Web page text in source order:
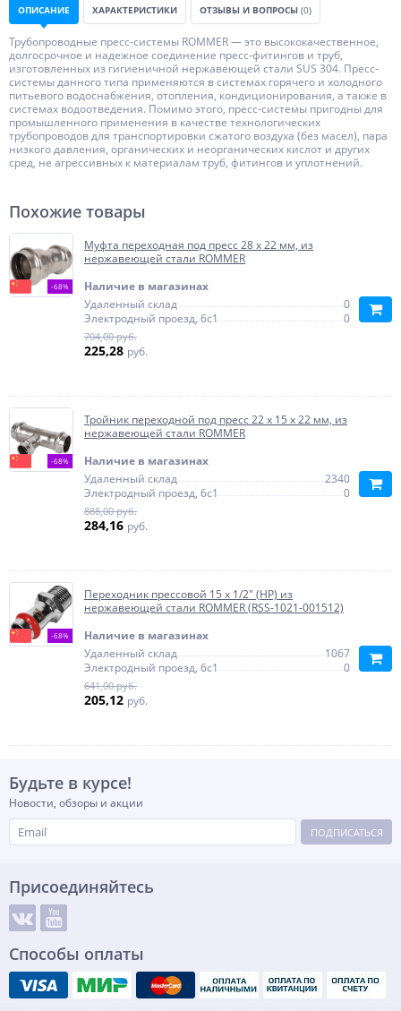
ОПИСАНИЕ ХАРАКТЕРИСТИКИ ОТЗЫВЫ И ВОПРОСЫ (0)
Трубопроводные пресс-системы ROMMER — это высококачественное,
долгосрочное и надежное соединение пресс-фитингов и труб,
изготовленных из гигиеничной нержавеющей стали SUS 304. Пресс-
системы данного типа применяются в системах горячего и холодного
питьевого водоснабжения, отопления, кондиционирования, а также в
системах водоотведения. Помимо этого, пресс-системы пригодны для
промышленного применения в качестве технологических
трубопроводов для транспортировки сжатого воздуха (без масел), пара
низкого давления, органических и неорганических кислот и других
сред, не агрессивных к материалам труб, фитингов и уплотнений.
Похожие товары
-68%
Муфта переходная под пресс 28 x 22 мм, из
нержавеющей стали ROMMER
Наличие в магазинах
Удаленный склад
0
Электродный проезд, 6с1
0
704,00 руб.
225,28 руб.
-68%
Тройник переходной под пресс 22 x 15 x 22 мм, из
нержавеющей стали ROMMER
Наличие в магазинах
Удаленный склад
2340
Электродный проезд, 6с1
0
888,00 руб.
284,16 руб.
-68%
Переходник прессовой 15 x 1/2" (НР) из
нержавеющей стали ROMMER (RSS-1021-001512)
Наличие в магазинах
Удаленный склад
1067
Электродный проезд, 6с1
0
641,00 руб.
205,12 руб.
Будьте в курсе!
Новости, обзоры и акции
ПОДПИСАТЬСЯ
Присоединяйтесь
Способы оплаты